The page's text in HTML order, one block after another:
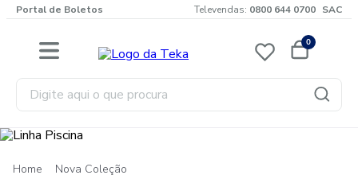
Portal de Boletos Televendas: 0800 644 0700 SAC
0
Digite aqui o que procura
Nova Coleção